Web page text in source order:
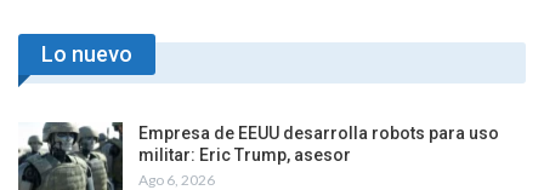
Lo nuevo
Empresa de EEUU desarrolla robots para uso
militar: Eric Trump, asesor
Ago 6, 2026